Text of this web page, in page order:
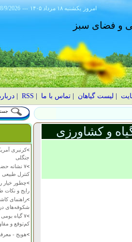
8/9/2026 --- ۱۴۰۵ يکشنبه ۱۸ مرداد امروز
و فضای سبز
لیست گیاهان |تماس با ما RSS
|
>کرنبری
جنگلی
>
۷ نشانه
کنترل طبیعی
>چطور خیار
رایج و نکات
>راهنمای
شکوفه‌های
>
۷ گیاه
کم‌توقع و
>هویج -
و کشاورزی